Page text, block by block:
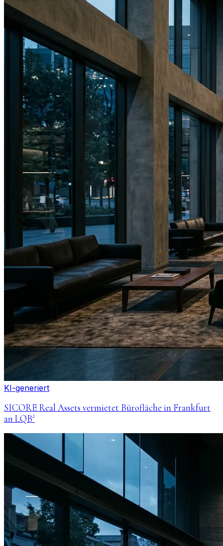
KI-generiert
SICORE Real Assets vermietet Bürofläche in Frankfurt
an LQB²